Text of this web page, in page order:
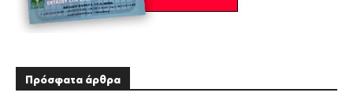
Πρόσφατα άρθρα